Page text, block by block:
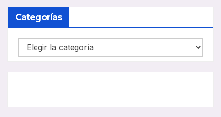
BUS
Categorías
Categorías